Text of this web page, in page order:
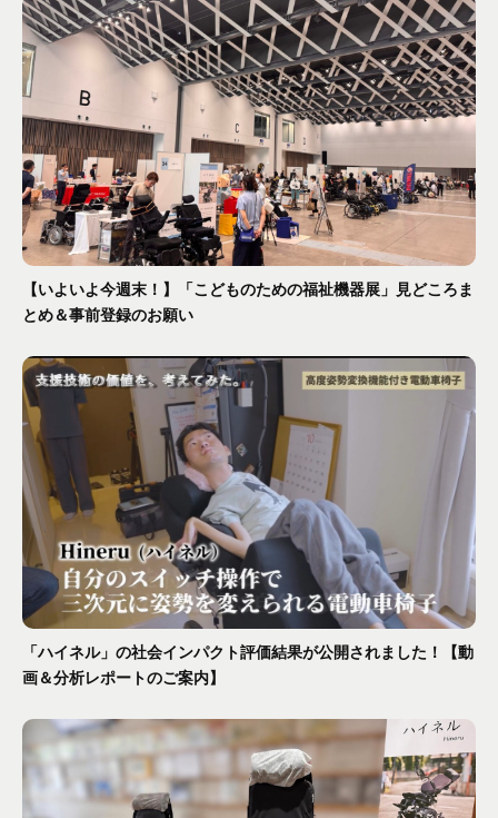
【いよいよ今週末！】「こどものための福祉機器展」見どころま
とめ＆事前登録のお願い
「ハイネル」の社会インパクト評価結果が公開されました！【動
画＆分析レポートのご案内】